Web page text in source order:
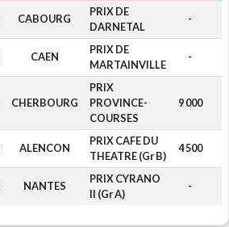
CABOURG
PRIX DE
DARNETAL
-
CAEN
PRIX DE
MARTAINVILLE
-
CHERBOURG
PRIX
PROVINCE-
COURSES
9 000
ALENCON
PRIX CAFE DU
THEATRE (Gr B)
4 500
NANTES
PRIX CYRANO
II (Gr A)
-